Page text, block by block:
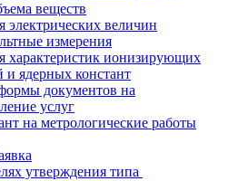
веществ
электрических величин
измерения
характеристик ионизирующих
и ядерных констант
документов на
услуг
на метрологические работы
утверждения типа